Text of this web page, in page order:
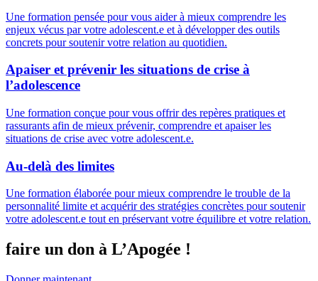
Une formation pensée pour vous aider à mieux comprendre les
enjeux vécus par votre adolescent.e et à développer des outils
concrets pour soutenir votre relation au quotidien.
Apaiser et prévenir les situations de crise à
l’adolescence
Une formation conçue pour vous offrir des repères pratiques et
rassurants afin de mieux prévenir, comprendre et apaiser les
situations de crise avec votre adolescent.e.
Au-delà des limites
Une formation élaborée pour mieux comprendre le trouble de la
personnalité limite et acquérir des stratégies concrètes pour soutenir
votre adolescent.e tout en préservant votre équilibre et votre relation.
faire un don à L’Apogée !